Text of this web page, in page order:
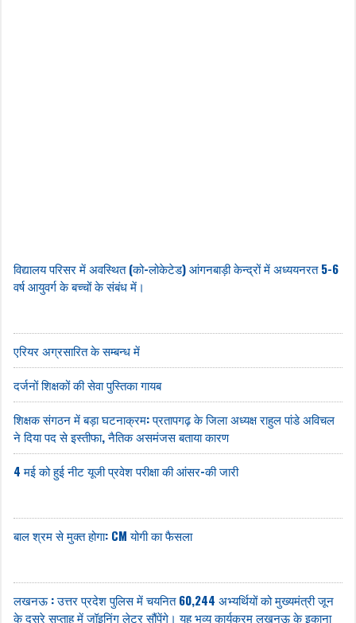
विद्यालय परिसर में अवस्थित (को-लोकेटेड) आंगनबाड़ी केन्द्रों में अध्ययनरत 5-6
वर्ष आयुवर्ग के बच्चों के संबंध में।
एरियर अग्रसारित के सम्बन्ध में
दर्जनों शिक्षकों की सेवा पुस्तिका गायब
शिक्षक संगठन में बड़ा घटनाक्रम: प्रतापगढ़ के जिला अध्यक्ष राहुल पांडे अविचल
ने दिया पद से इस्तीफा, नैतिक असमंजस बताया कारण
4 मई को हुई नीट यूजी प्रवेश परीक्षा की आंसर-की जारी
बाल श्रम से मुक्त होगा: CM योगी का फैसला
लखनऊ : उत्तर प्रदेश पुलिस में चयनित 60,244 अभ्यर्थियों को मुख्यमंत्री जून
के दूसरे सप्ताह में जॉइनिंग लेटर सौंपेंगे। यह भव्य कार्यक्रम लखनऊ के इकाना